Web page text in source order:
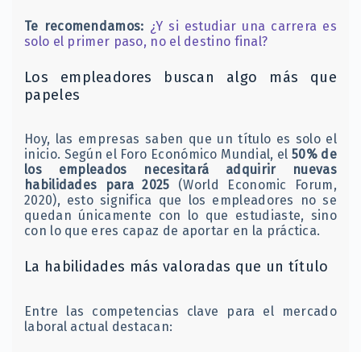
Te recomendamos: ¿Y si estudiar una carrera es
solo el primer paso, no el destino final?
Los empleadores buscan algo más que
papeles
Hoy, las empresas saben que un título es solo el
inicio. Según el Foro Económico Mundial, el50% de
los empleados necesitará adquirir nuevas
habilidades para 2025 (World Economic Forum,
2020), esto significa que los empleadores no se
quedan únicamente con lo que estudiaste, sino
con lo que eres capaz de aportar en la práctica.
La habilidades más valoradas que un título
Entre las competencias clave para el mercado
laboral actual destacan: